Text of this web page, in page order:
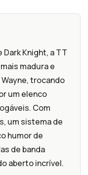
Dark Knight, a TT
madura e
trocando
um elenco
Com
um sistema de
humor de
de banda
aberto incrível.